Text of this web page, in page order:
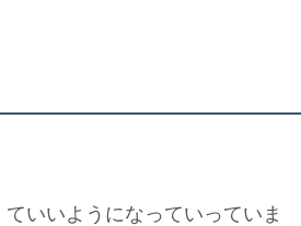
いいようになっていっていま